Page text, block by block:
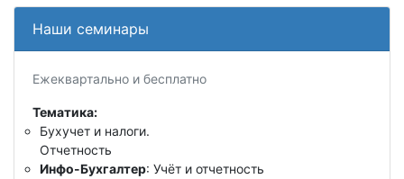
Наши семинары
Ежеквартально и бесплатно
Тематика:
Бухучет и налоги.
Отчетность
Инфо-Бухгалтер: Учёт и отчетность